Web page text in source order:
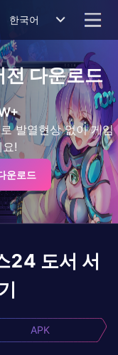
한국어
다운로드
발열현상 없이 게임
!
운로드
24 도서 서
APK